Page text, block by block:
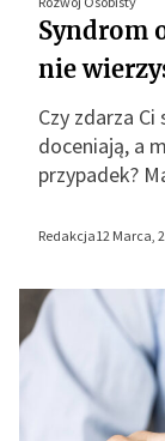
Syndrom
nie
Czy zdarza
doceniają, a
przypadek?
Redakcja12 Marca,